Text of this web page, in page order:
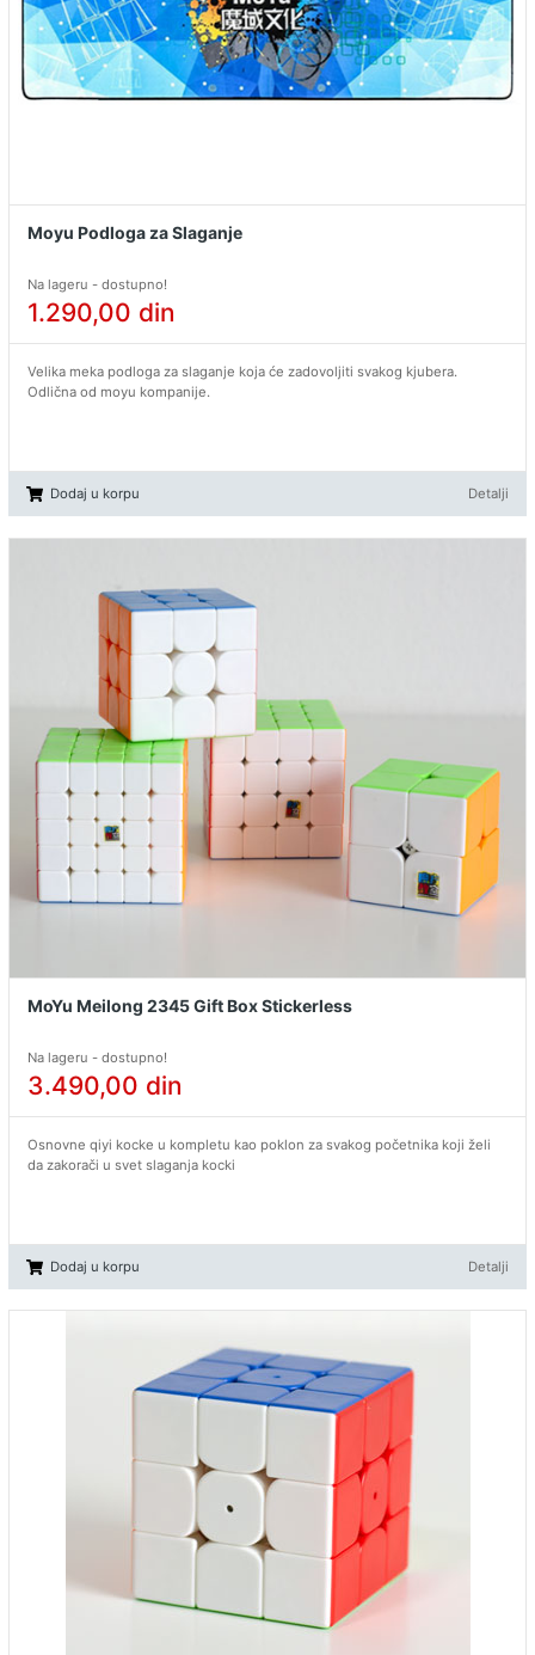
Moyu Podloga za Slaganje
Na lageru - dostupno!
1.290,00 din
Velika meka podloga za slaganje koja će zadovoljiti svakog kjubera.
Odlična od moyu kompanije.
Dodaj u korpu Detalji
MoYu Meilong 2345 Gift Box Stickerless
Na lageru - dostupno!
3.490,00 din
Osnovne qiyi kocke u kompletu kao poklon za svakog početnika koji želi
da zakorači u svet slaganja kocki
Dodaj u korpu Detalji